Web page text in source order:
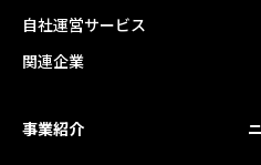
自社運営サービス
関連企業
事業紹介